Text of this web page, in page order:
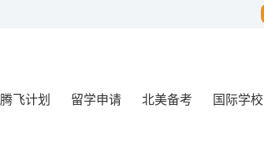
腾飞计划 留学申请 北美备考 国际学校